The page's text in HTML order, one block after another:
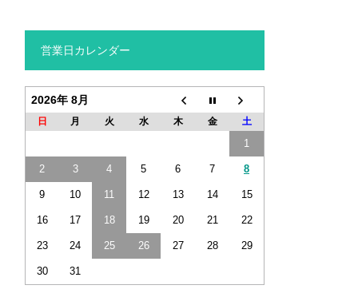
営業日カレンダー
2026年 8月
日 月 火 水 木 金 土
1
2 3 4 5 6 7 8
9 10 11 12 13 14 15
16 17 18 19 20 21 22
23 24 25 26 27 28 29
30 31